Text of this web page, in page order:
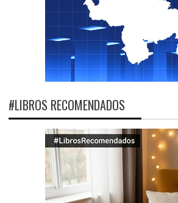
#LIBROS RECOMENDADOS